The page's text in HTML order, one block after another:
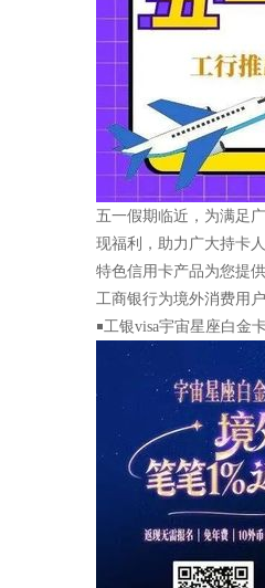
五一假期临近，为满足
现福利，助力广大持卡
特色信用卡产品为您提
工商银行为境外消费用
￭工银visa宇宙星座白金